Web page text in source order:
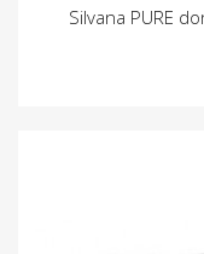
Silvana PURE